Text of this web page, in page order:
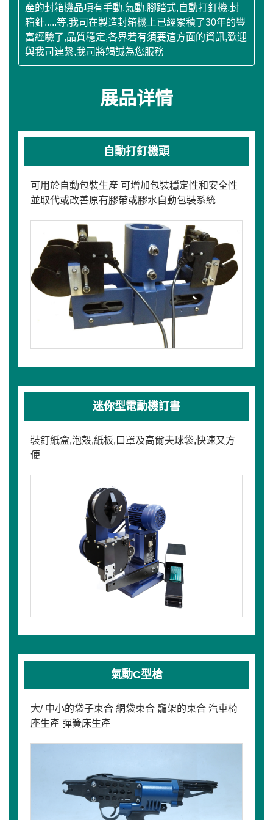
產的封箱機品項有手動,氣動,腳踏式,自動打釘機,封
箱針.....等,我司在製造封箱機上已經累積了30年的豐
富經驗了,品質穩定,各界若有須要這方面的資訊,歡迎
與我司連繫,我司將竭誠為您服務
展品详情
自動打釘機頭
可用於自動包裝生產 可增加包裝穩定性和安全性
並取代或改善原有膠帶或膠水自動包裝系統
迷你型電動機訂書
裝釘紙盒,泡殼,紙板,口罩及高爾夫球袋,快速又方
便
氣動C型槍
大/ 中小的袋子束合 網袋束合 竉架的束合 汽車椅
座生產 彈簧床生產